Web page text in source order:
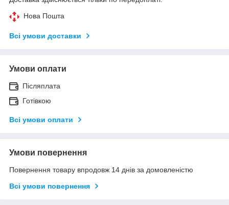
Нова Пошта
Всі умови доставки
Умови оплати
Післяплата
Готівкою
Всі умови оплати
Умови повернення
Повернення товару впродовж 14 днів за домовленістю
Всі умови повернення